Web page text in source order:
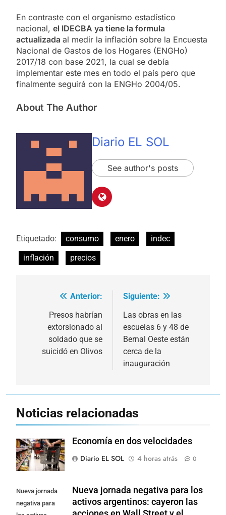
En contraste con el organismo estadístico
nacional, el IDECBA ya tiene la formula
actualizada al medir la inflación sobre la Encuesta
Nacional de Gastos de los Hogares (ENGHo)
2017/18 con base 2021, la cual se debía
implementar este mes en todo el país pero que
finalmente seguirá con la ENGHo 2004/05.
About The Author
Diario EL SOL
See author's posts
Etiquetado: consumo enero
indec
inflación
precios
Navegación
entradas
Anterior:
Presos habrían
extorsionado al
soldado que se
suicidó en Olivos
Siguiente:
Las obras en las
escuelas 6 y 48 de
Bernal Oeste están
cerca de la
inauguración
Noticias relacionadas
Economía en dos velocidades
Diario EL SOL
4 horas atrás 0
Nueva jornada
negativa para
Nueva jornada negativa para los
activos argentinos: cayeron las